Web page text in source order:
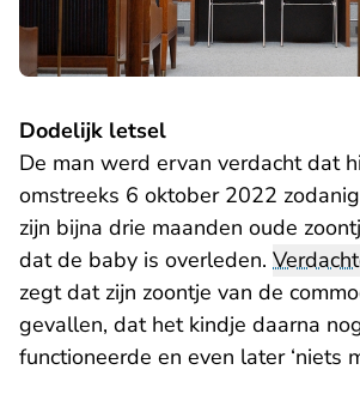
Dodelijk letsel
De man werd ervan verdacht dat
omstreeks 6 oktober 2022
zijn bijna drie maanden oude
dat de baby is overleden.
zegt dat zijn zoontje van de
gevallen, dat het kindje daarna
functioneerde en even later ‘niets